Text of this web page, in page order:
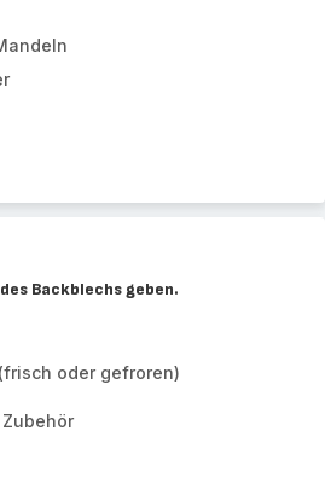
Backblechs geben.
oder gefroren)